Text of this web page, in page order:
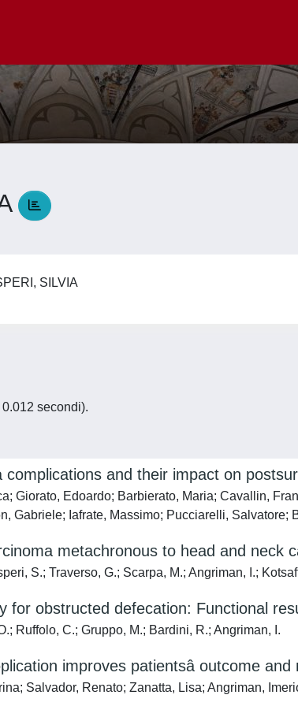
SILVIA
secondi).
and their impact on
Giorato, Edoardo; Barbierato, Maria; Cavallin,
Gabriele; Iafrate, Massimo; Pucciarelli, Salvatore;
metachronous to head and neck
S.; Traverso, G.; Scarpa, M.; Angriman, I.;
for obstructed defecation: Functional
Ruffolo, C.; Gruppo, M.; Bardini, R.; Angriman, I.
improves patientsâ outcome
Salvador, Renato; Zanatta, Lisa; Angriman,